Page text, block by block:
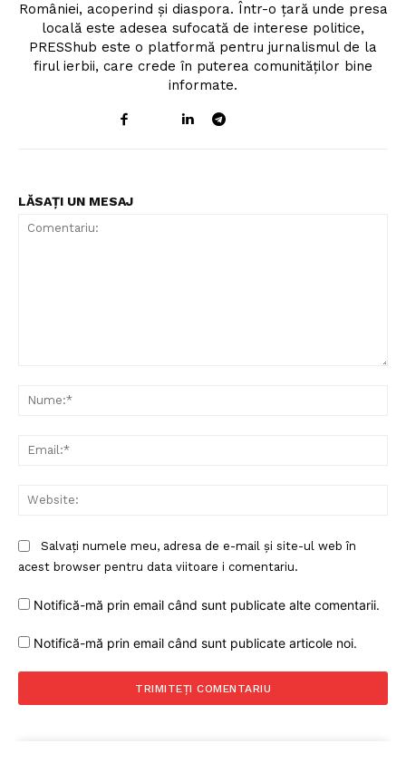
României, acoperind și diaspora. Într-o țară unde presa
locală este adesea sufocată de interese politice,
PRESShub este o platformă pentru jurnalismul de la
firul ierbii, care crede în puterea comunităților bine
informate.
LĂSAȚI UN MESAJ
Salvați numele meu, adresa de e-mail și site-ul web în
acest browser pentru data viitoare i comentariu.
Notifică-mă prin email când sunt publicate alte comentarii.
Notifică-mă prin email când sunt publicate articole noi.